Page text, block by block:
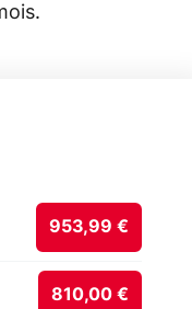
953,99 €
810,00 €